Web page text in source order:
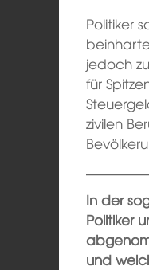
Politiker
jedoch
für
zivilen
In der
Politiker
und